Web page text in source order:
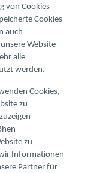
von Cookies
Cookies
auch
Website
alle
werden.
Cookies,
zu
zu
Informationen
Partner für